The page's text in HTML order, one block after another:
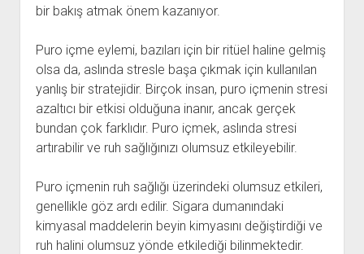
bir bakış atmak önem kazanıyor.
Puro içme eylemi, bazıları için bir ritüel haline gelmiş
olsa da, aslında stresle başa çıkmak için kullanılan
yanlış bir stratejidir. Birçok insan, puro içmenin stresi
azaltıcı bir etkisi olduğuna inanır, ancak gerçek
bundan çok farklıdır. Puro içmek, aslında stresi
artırabilir ve ruh sağlığınızı olumsuz etkileyebilir.
Puro içmenin ruh sağlığı üzerindeki olumsuz etkileri,
genellikle göz ardı edilir. Sigara dumanındaki
kimyasal maddelerin beyin kimyasını değiştirdiği ve
ruh halini olumsuz yönde etkilediği bilinmektedir.